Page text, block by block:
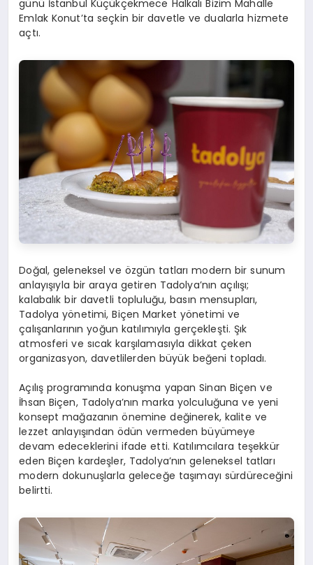
günü İstanbul Küçükçekmece Halkalı Bizim Mahalle
Emlak Konut’ta seçkin bir davetle ve dualarla hizmete
açtı.
Doğal, geleneksel ve özgün tatları modern bir sunum
anlayışıyla bir araya getiren Tadolya’nın açılışı;
kalabalık bir davetli topluluğu, basın mensupları,
Tadolya yönetimi, Biçen Market yönetimi ve
çalışanlarının yoğun katılımıyla gerçekleşti. Şık
atmosferi ve sıcak karşılamasıyla dikkat çeken
organizasyon, davetlilerden büyük beğeni topladı.
Açılış programında konuşma yapan Sinan Biçen ve
İhsan Biçen, Tadolya’nın marka yolculuğuna ve yeni
konsept mağazanın önemine değinerek, kalite ve
lezzet anlayışından ödün vermeden büyümeye
devam edeceklerini ifade etti. Katılımcılara teşekkür
eden Biçen kardeşler, Tadolya’nın geleneksel tatları
modern dokunuşlarla geleceğe taşımayı sürdüreceğini
belirtti.